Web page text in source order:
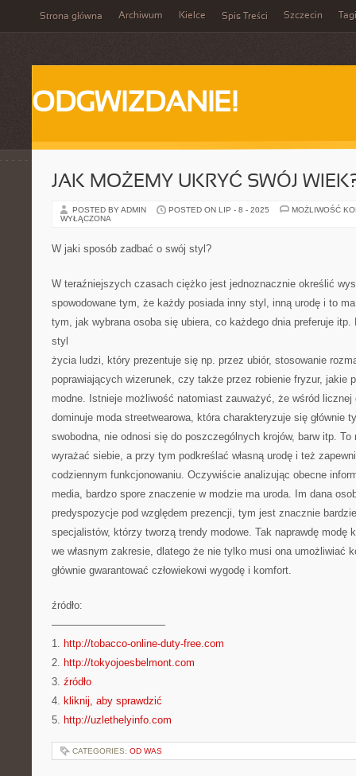
Strona główna Archiwum Kielce Spis Treści Szczecin Tagi
ODGWIZDANIE!
JAK MOŻEMY UKRYĆ SWÓJ
POSTED BY ADMIN POSTED ON LIP - 8 - 2025
MOŻLIWOŚĆ
WYŁĄCZONA
W jaki sposób zadbać o swój styl?
W teraźniejszych czasach ciężko jest jednoznacznie określić
spowodowane tym, że każdy posiada inny styl, inną urodę i to
tym, jak wybrana osoba się ubiera, co każdego dnia preferuje itp.
styl
życia ludzi, który prezentuje się np. przez ubiór, stosowanie
poprawiających wizerunek, czy także przez robienie fryzur, jakie
modne. Istnieje możliwość natomiast zauważyć, że wśród licznej
dominuje moda streetwearowa, która charakteryzuje się głównie
swobodna, nie odnosi się do poszczególnych krojów, barw itp. To
wyrażać siebie, a przy tym podkreślać własną urodę i też
codziennym funkcjonowaniu. Oczywiście analizując obecne
media, bardzo spore znaczenie w modzie ma uroda. Im dana
predyspozycje pod względem prezencji, tym jest znacznie
specjalistów, którzy tworzą trendy modowe. Tak naprawdę modę
we własnym zakresie, dlatego że nie tylko musi ona umożliwiać
głównie gwarantować człowiekowi wygodę i komfort.
źródło:
———————————
1. http://tobacco-online-duty-free.com
2. http://tokyojoesbelmont.com
3. źródło
4. kliknij, aby sprawdzić
5. http://uzlethelyinfo.com
CATEGORIES: OD WAS